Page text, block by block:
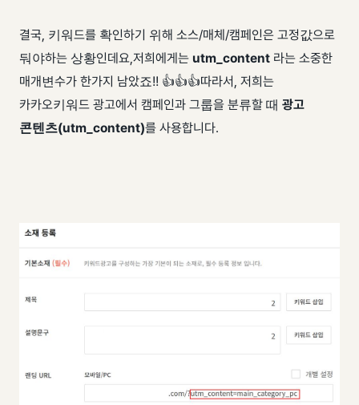
결국, 키워드를 확인하기 위해 소스/매체/캠페인은 고정값으로
둬야하는 상황인데요, ​ 저희에게는 utm_content 라는 소중한
매개변수가 한가지 남았죠!! 👍👍👍 ​ 따라서, 저희는
카카오키워드 광고에서 캠페인과 그룹을 분류할 때 광고
콘텐츠(utm_content)를 사용합니다. ​